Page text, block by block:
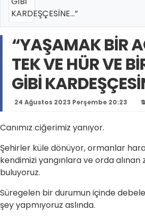
“YAŞAMAK BİR
TEK VE HÜR VE
GİBİ
24 Ağustos 2023 Perşembe 20:23
Canımız ciğerimiz yanıyor.
Şehirler küle dönüyor, ormanlar
kendimizi yangınlara ve orda
buluyoruz.
Süregelen bir durumun içinde
şey yapmıyoruz aslında.